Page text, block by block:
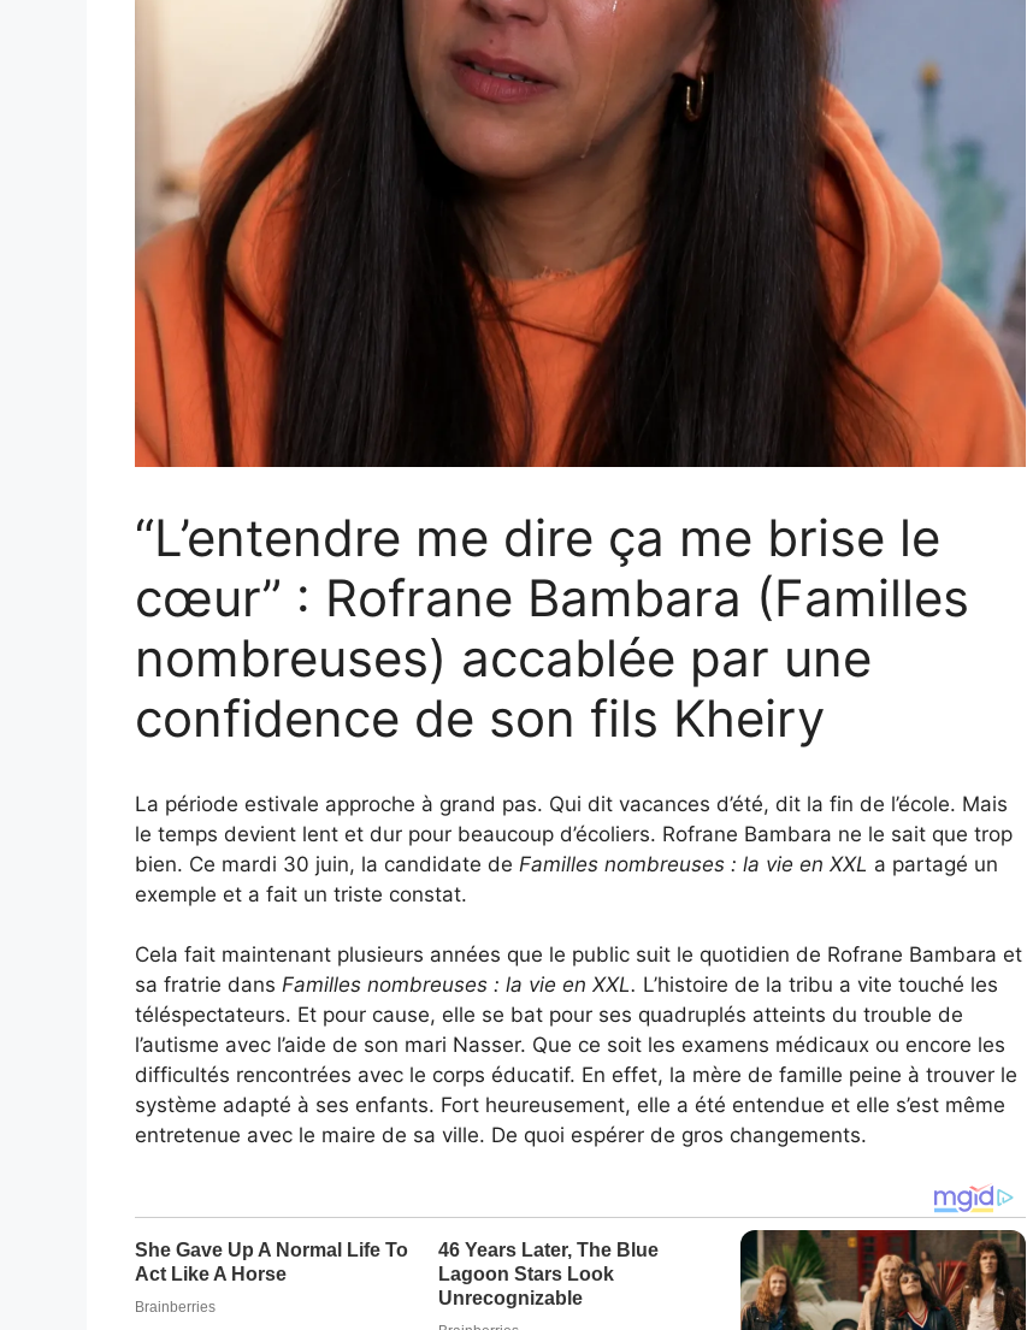
“L’entendre me dire ça me brise le
cœur” : Rofrane Bambara (Familles
nombreuses) accablée par une
confidence de son fils Kheiry
La période estivale approche à grand pas. Qui dit vacances d’été, dit la fin de l’école. Mais
le temps devient lent et dur pour beaucoup d’écoliers. Rofrane Bambara ne le sait que trop
bien. Ce mardi 30 juin, la candidate de Familles nombreuses : la vie en XXL a partagé un
exemple et a fait un triste constat.
Cela fait maintenant plusieurs années que le public suit le quotidien de Rofrane Bambara et
sa fratrie dans Familles nombreuses : la vie en XXL. L’histoire de la tribu a vite touché les
téléspectateurs. Et pour cause, elle se bat pour ses quadruplés atteints du trouble de
l’autisme avec l’aide de son mari Nasser. Que ce soit les examens médicaux ou encore les
difficultés rencontrées avec le corps éducatif. En effet, la mère de famille peine à trouver le
système adapté à ses enfants. Fort heureusement, elle a été entendue et elle s’est même
entretenue avec le maire de sa ville. De quoi espérer de gros changements.